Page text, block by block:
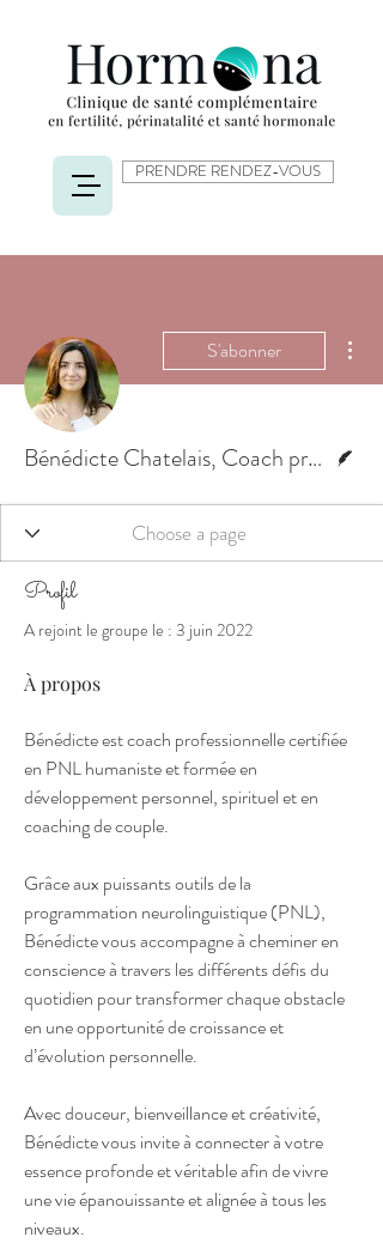
PRENDRE RENDEZ-VOUS
S'abonner
Bénédicte Chatelais, Coach professionnelle certifiée en PNL
Profil
A rejoint le groupe le : 3 juin 2022
À propos
Bénédicte est coach professionnelle certifiée
en PNL humaniste et formée en
développement personnel, spirituel et en
coaching de couple.
Grâce aux puissants outils de la
programmation neurolinguistique (PNL),
Bénédicte vous accompagne à cheminer en
conscience à travers les différents défis du
quotidien pour transformer chaque obstacle
en une opportunité de croissance et
d’évolution personnelle.
Avec douceur, bienveillance et créativité,
Bénédicte vous invite à connecter à votre
essence profonde et véritable afin de vivre
une vie épanouissante et alignée à tous les
niveaux.